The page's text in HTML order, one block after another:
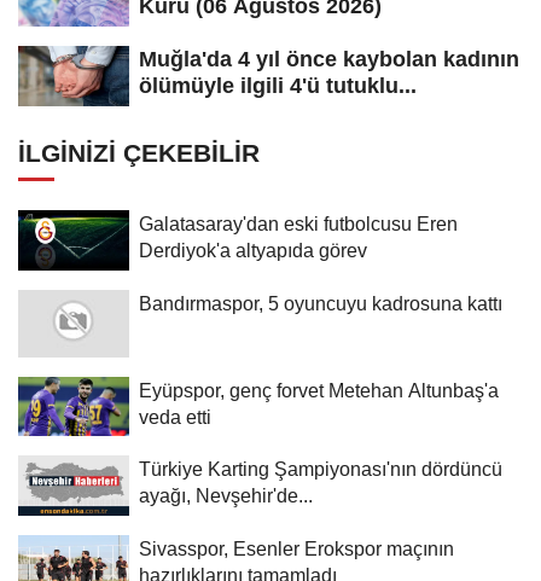
Kuru (06 Ağustos 2026)
Muğla'da 4 yıl önce kaybolan kadının
ölümüyle ilgili 4'ü tutuklu...
İLGINIZI ÇEKEBILIR
Galatasaray'dan eski futbolcusu Eren
Derdiyok'a altyapıda görev
Bandırmaspor, 5 oyuncuyu kadrosuna kattı
Eyüpspor, genç forvet Metehan Altunbaş'a
veda etti
Türkiye Karting Şampiyonası'nın dördüncü
ayağı, Nevşehir'de...
Sivasspor, Esenler Erokspor maçının
hazırlıklarını tamamladı